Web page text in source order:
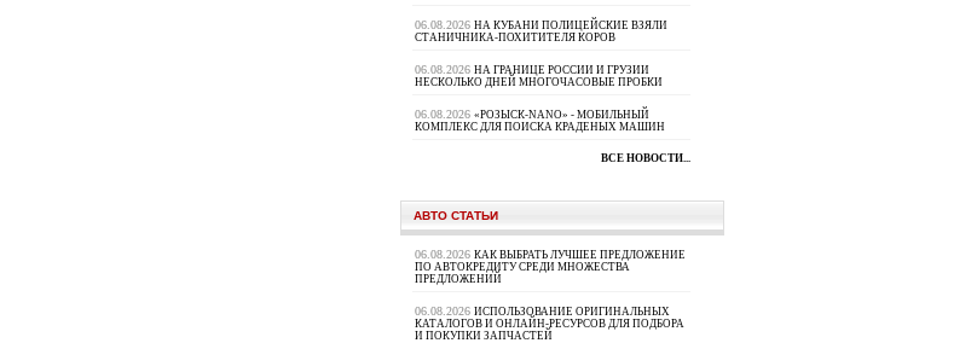
06.08.2026 НА КУБАНИ ПОЛИЦЕЙСКИЕ ВЗЯЛИ
СТАНИЧНИКА-ПОХИТИТЕЛЯ КОРОВ
06.08.2026 НА ГРАНИЦЕ РОССИИ И ГРУЗИИ
НЕСКОЛЬКО ДНЕЙ МНОГОЧАСОВЫЕ ПРОБКИ
06.08.2026 «РОЗЫСК-NANO» - МОБИЛЬНЫЙ
КОМПЛЕКС ДЛЯ ПОИСКА КРАДЕНЫХ МАШИН
ВСЕ НОВОСТИ...
АВТО СТАТЬИ
06.08.2026 КАК ВЫБРАТЬ ЛУЧШЕЕ ПРЕДЛОЖЕНИЕ
ПО АВТОКРЕДИТУ СРЕДИ МНОЖЕСТВА
ПРЕДЛОЖЕНИЙ
06.08.2026 ИСПОЛЬЗОВАНИЕ ОРИГИНАЛЬНЫХ
КАТАЛОГОВ И ОНЛАЙН-РЕСУРСОВ ДЛЯ ПОДБОРА
И ПОКУПКИ ЗАПЧАСТЕЙ